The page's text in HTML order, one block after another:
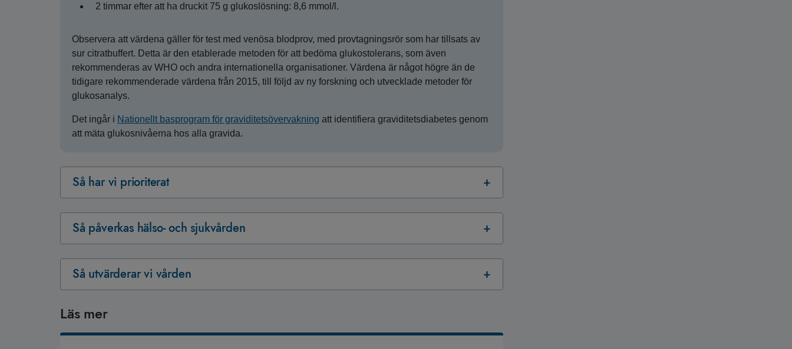
2 timmar efter att ha druckit 75 g glukoslösning: 8,6 mmol/l.
Observera att värdena gäller för test med venösa blodprov, med provtagningsrör som har tillsats av
sur citratbuffert. Detta är den etablerade metoden för att bedöma glukostolerans, som även
rekommenderas av WHO och andra internationella organisationer. Värdena är något högre än de
tidigare rekommenderade värdena från 2015, till följd av ny forskning och utvecklade metoder för
glukosanalys.
Det ingår i Nationellt basprogram för graviditetsövervakning att identifiera graviditetsdiabetes genom
att mäta glukosnivåerna hos alla gravida.
Så har vi prioriterat
Så påverkas hälso- och sjukvården
Så utvärderar vi vården
Läs mer